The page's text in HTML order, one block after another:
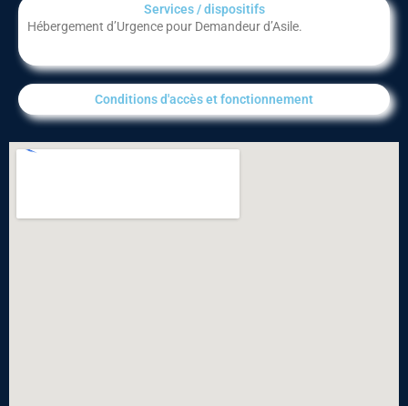
Services / dispositifs​
Hébergement d’Urgence pour Demandeur d’Asile.
Conditions d'accès et fonctionnement​